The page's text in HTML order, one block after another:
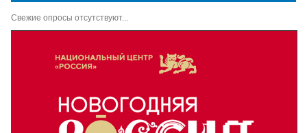
Свежие опросы отсутствуют...